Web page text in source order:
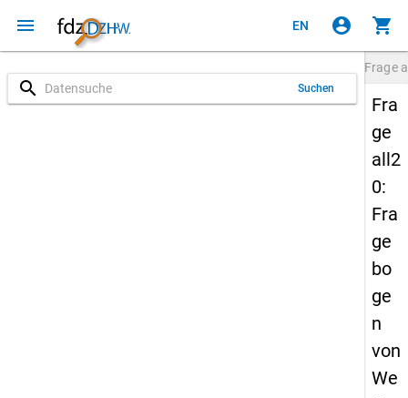
menu EN account_circle shopping_cart
search Suchen
Frage
Fra
ge
all2
0:
Fra
ge
bo
ge
n
von
We